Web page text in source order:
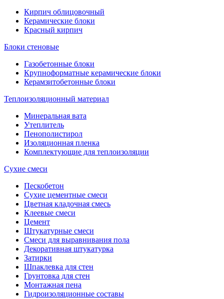
Кирпич облицовочный
Керамические блоки
Красный кирпич
Блоки стеновые
Газобетонные блоки
Крупноформатные керамические блоки
Керамзитобетонные блоки
Теплоизоляционный материал
Минеральная вата
Утеплитель
Пенополистирол
Изоляционная пленка
Комплектующие для теплоизоляции
Сухие смеси
Пескобетон
Сухие цементные смеси
Цветная кладочная смесь
Клеевые смеси
Цемент
Штукатурные смеси
Смеси для выравнивания пола
Декоративная штукатурка
Затирки
Шпаклевка для стен
Грунтовка для стен
Монтажная пена
Гидроизоляционные составы